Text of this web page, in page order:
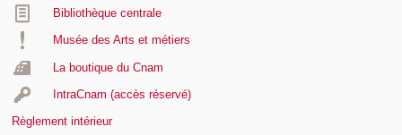
Bibliothèque centrale
Musée des Arts et métiers
La boutique du Cnam
IntraCnam (accès réservé)
Règlement intérieur